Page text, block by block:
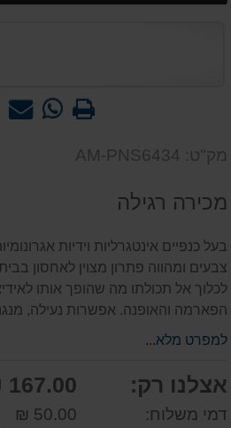
שאל WhatsApp
אותנו
מק"ט: AM-PNS6434
מכירה רגילה
בעל כנפיים אינטגרליות וידיות
צבעים ומהווה פתרון מצוין לאחסון
לכלוך אל תכולתו מה שהופך אותו
הפארמה והאופנה. אפשרות נעילה,
למפרט מלא...
אצלנו רק: 167.00 ₪
דמי משלוח:
50.00 ₪